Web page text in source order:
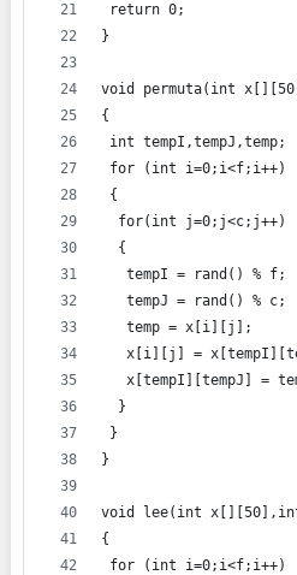
return 0;
}
void permuta(int
{
int tempI,tempJ,temp;
for (int i=0;i<f;i++)
{
  for(int j=0;j<c;j++)
  {
   tempI = rand() % f;
   tempJ = rand() % c;
   temp = x[i][j];
x[i][j] =
x[tempI][tempJ] =
  }
}
}
void lee(int
{
for (int i=0;i<f;i++)